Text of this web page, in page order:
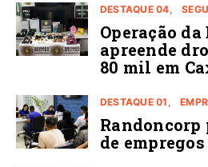
DESTAQUE 04
Operação da
apreende
80 mil em
DESTAQUE 01
de